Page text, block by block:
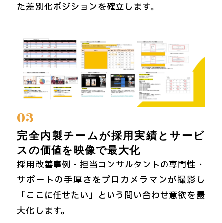
た差別化ポジションを確立します。
03
完全内製チームが採用実績とサービ
スの価値を映像で最大化
採用改善事例・担当コンサルタントの専門性・
サポートの手厚さをプロカメラマンが撮影し
「ここに任せたい」という問い合わせ意欲を最
大化します。